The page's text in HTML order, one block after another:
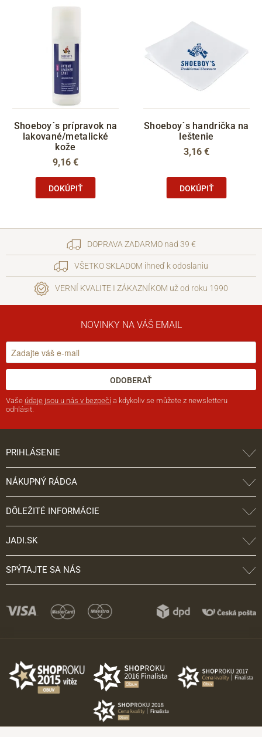
Shoeboy´s prípravok na
lakované/metalické
kože
9,16 €
DOKÚPIŤ
Shoeboy´s handrička na
leštenie
3,16 €
DOKÚPIŤ
DOPRAVA ZADARMO nad 39 €
VŠETKO SKLADOM ihneď k odoslaniu
VERNÍ KVALITE I ZÁKAZNÍKOM už od roku 1990
NOVINKY NA VÁŠ EMAIL
ODOBERAŤ
Vaše údaje jsou u nás v bezpečí a kdykoliv se můžete z newsletteru
odhlásit.
PRIHLÁSENIE
NÁKUPNÝ RÁDCA
DÔLEŽITÉ INFORMÁCIE
JADI.SK
SPÝTAJTE SA NÁS